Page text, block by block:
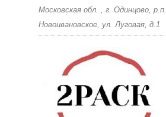
Московская обл. , г. Одинцово, р.п.
Новоивановское, ул. Луговая, д.1